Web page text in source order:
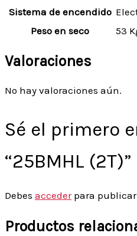
Sistema de encendido
Peso en seco
53
Valoraciones
No hay valoraciones aún.
Sé el primero
“25BMHL (2T)”
Debes accederpara
Productos